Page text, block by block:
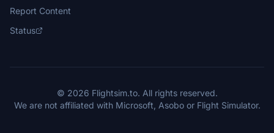
Report Content
Status
© 2026 Flightsim.to. All rights reserved.
We are not affiliated with Microsoft, Asobo or Flight Simulator.